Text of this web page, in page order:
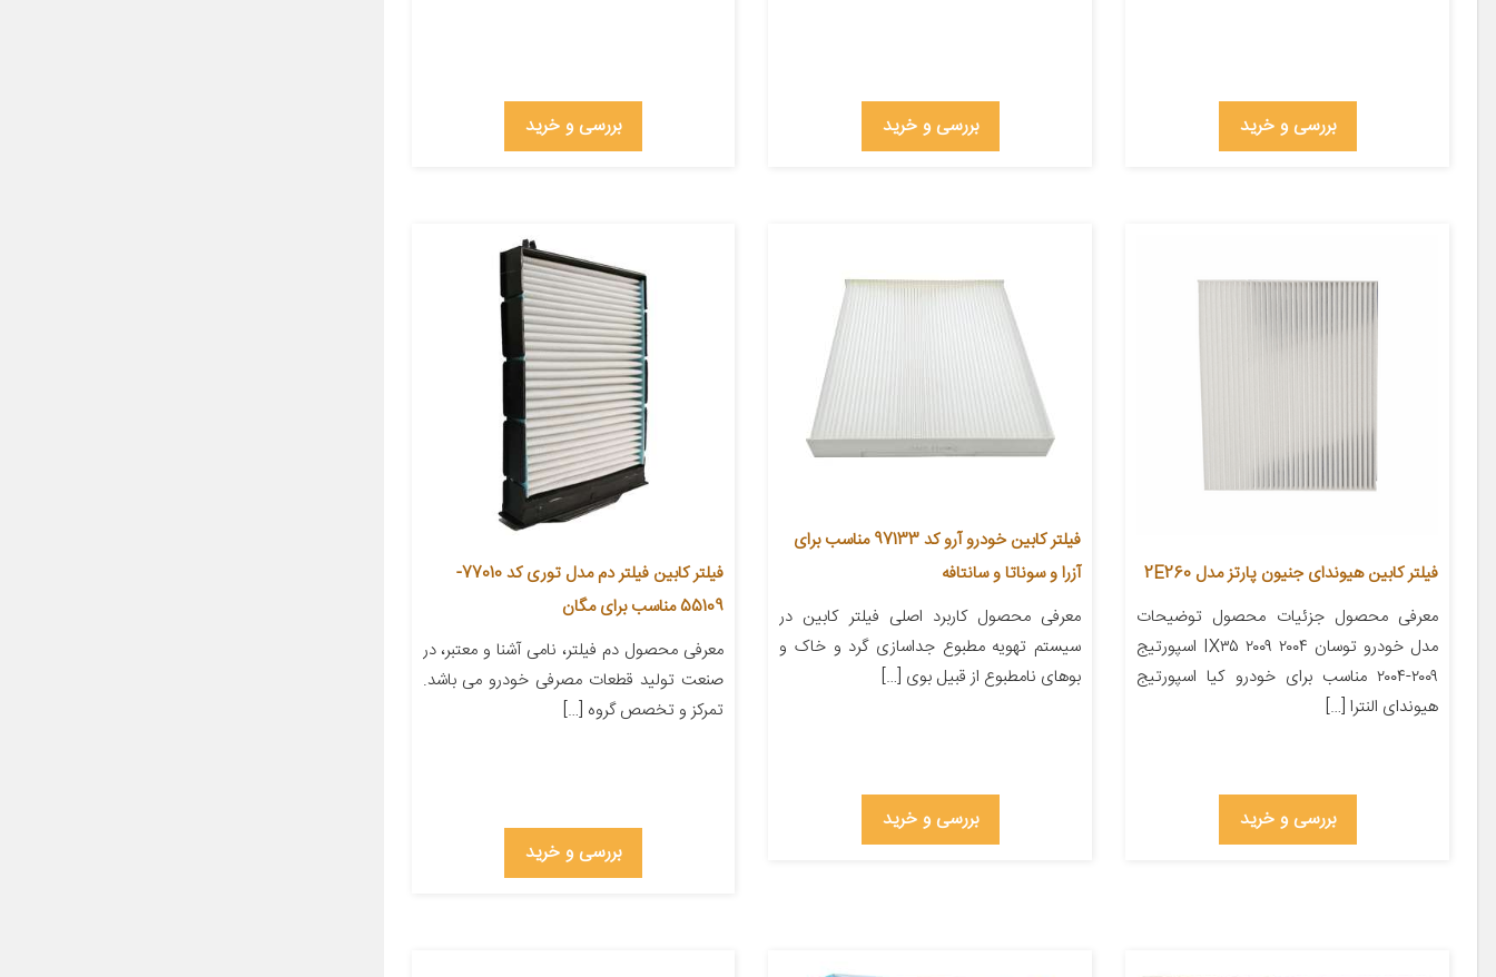
بررسی و خرید بررسی و خرید بررسی و خرید
فیلتر کابین هیوندای جنیون پارتز مدل 2E260
معرفی محصول جزئیات محصول توضیحات
مدل خودرو توسان ۲۰۰۴ IX۳۵ ۲۰۰۹ اسپورتیج
۲۰۰۹-۲۰۰۴ مناسب برای خودرو کیا اسپورتیج
هیوندای النترا […]
بررسی و خرید
فیلتر کابین خودرو آرو کد 97133 مناسب برای
آزرا و سوناتا و سانتافه
معرفی محصول کاربرد اصلی فیلتر کابین در
سیستم تهویه مطبوع جداسازی گرد و خاک و
بوهای نامطبوع از قبیل بوی […]
بررسی و خرید
فیلتر کابین فیلتر دم مدل توری کد 77010-
55109 مناسب برای مگان
معرفی محصول دم فیلتر، نامی آشنا و معتبر، در
صنعت تولید قطعات مصرفی خودرو می باشد.
تمرکز و تخصص گروه […]
بررسی و خرید